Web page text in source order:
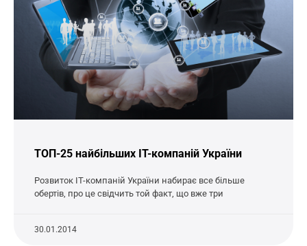
ТОП-25 найбільших IT-компаній України
Розвиток IT-компаній України набирає все більше
обертів, про це свідчить той факт, що вже три
30.01.2014